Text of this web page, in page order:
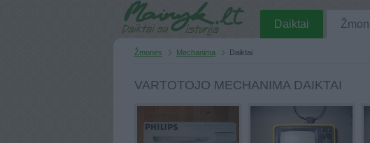
Daiktai
Žmonės Mechanima Daiktai
VARTOTOJO MECHANIMA DAIKTAI